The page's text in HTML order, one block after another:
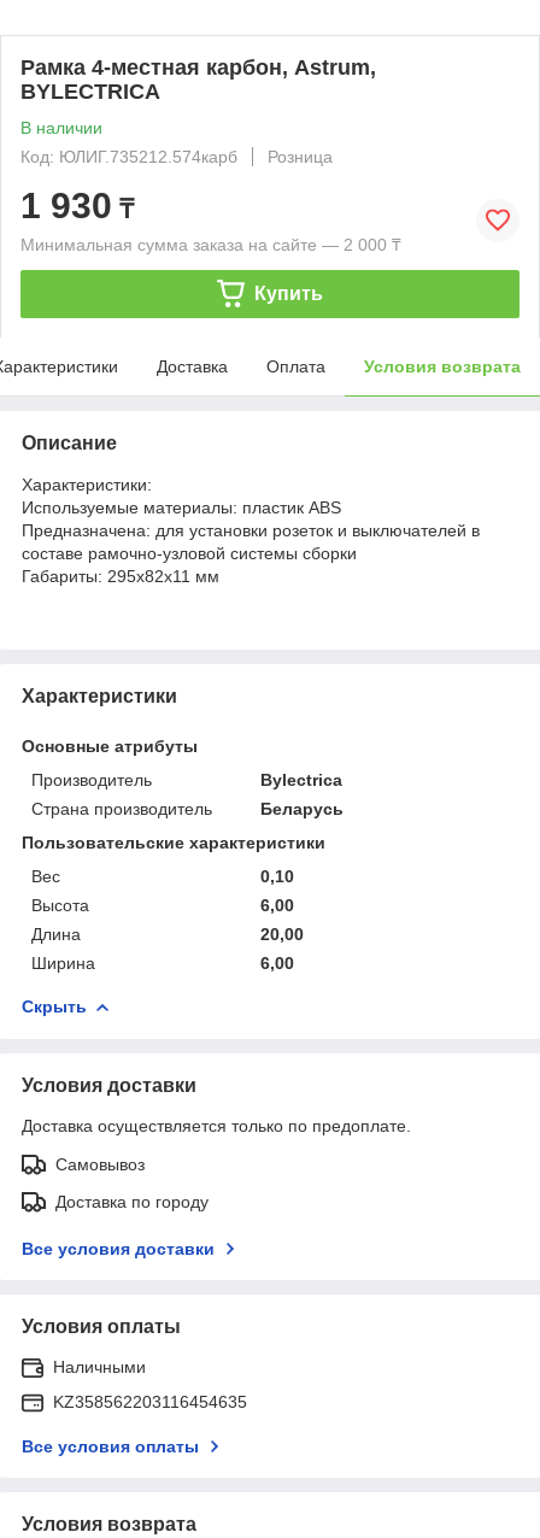
Рамка 4-местная карбон, Astrum,
BYLECTRICA
В наличии
Код: ЮЛИГ.735212.574карб
Розница
1 930 ₸
Минимальная сумма заказа на сайте — 2 000 ₸
Купить
Доставка Оплата Условия возврата
Описание
Характеристики:
Используемые материалы: пластик ABS
Предназначена: для установки розеток и выключателей в
составе рамочно-узловой системы сборки
Габариты: 295x82x11 мм
Характеристики
Основные атрибуты
Производитель
Bylectrica
Страна производитель
Беларусь
Пользовательские характеристики
Вес
0,10
Высота
6,00
Длина
20,00
Ширина
6,00
Скрыть
Условия доставки
Доставка осуществляется только по предоплате.
Самовывоз
Доставка по городу
Все условия доставки
Условия оплаты
Наличными
KZ358562203116454635
Все условия оплаты
Условия возврата